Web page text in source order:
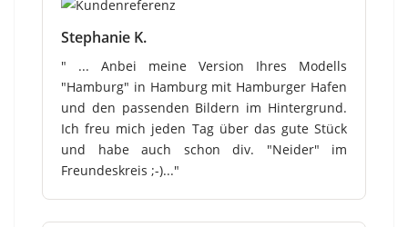
Stephanie K.
" ... Anbei meine Version Ihres Modells
"Hamburg" in Hamburg mit Hamburger Hafen
und den passenden Bildern im Hintergrund.
Ich freu mich jeden Tag über das gute Stück
und habe auch schon div. "Neider" im
Freundeskreis ;-)..."